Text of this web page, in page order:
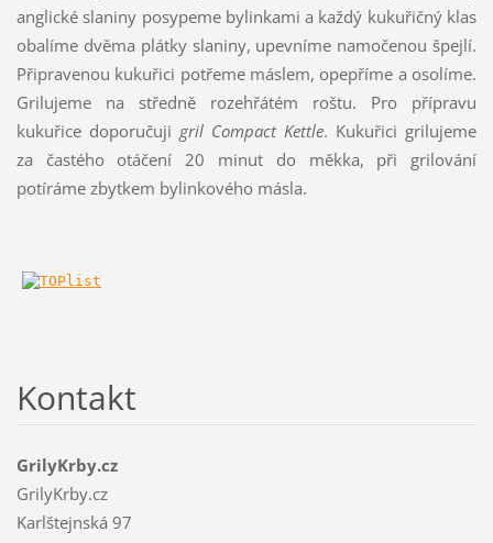
anglické slaniny posypeme bylinkami a každý kukuřičný klas
obalíme dvěma plátky slaniny, upevníme namočenou špejlí.
Připravenou kukuřici potřeme máslem, opepříme a osolíme.
Grilujeme na středně rozehřátém roštu. Pro přípravu
kukuřice doporučuji gril Compact Kettle. Kukuřici grilujeme
za častého otáčení 20 minut do měkka, při grilování
potíráme zbytkem bylinkového másla.
Kontakt
GrilyKrby.cz
GrilyKrby.cz
Karlštejnská 97